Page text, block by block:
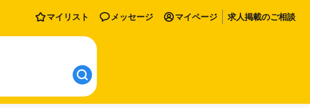
マイリスト メッセージ マイページ 求人掲載のご相談